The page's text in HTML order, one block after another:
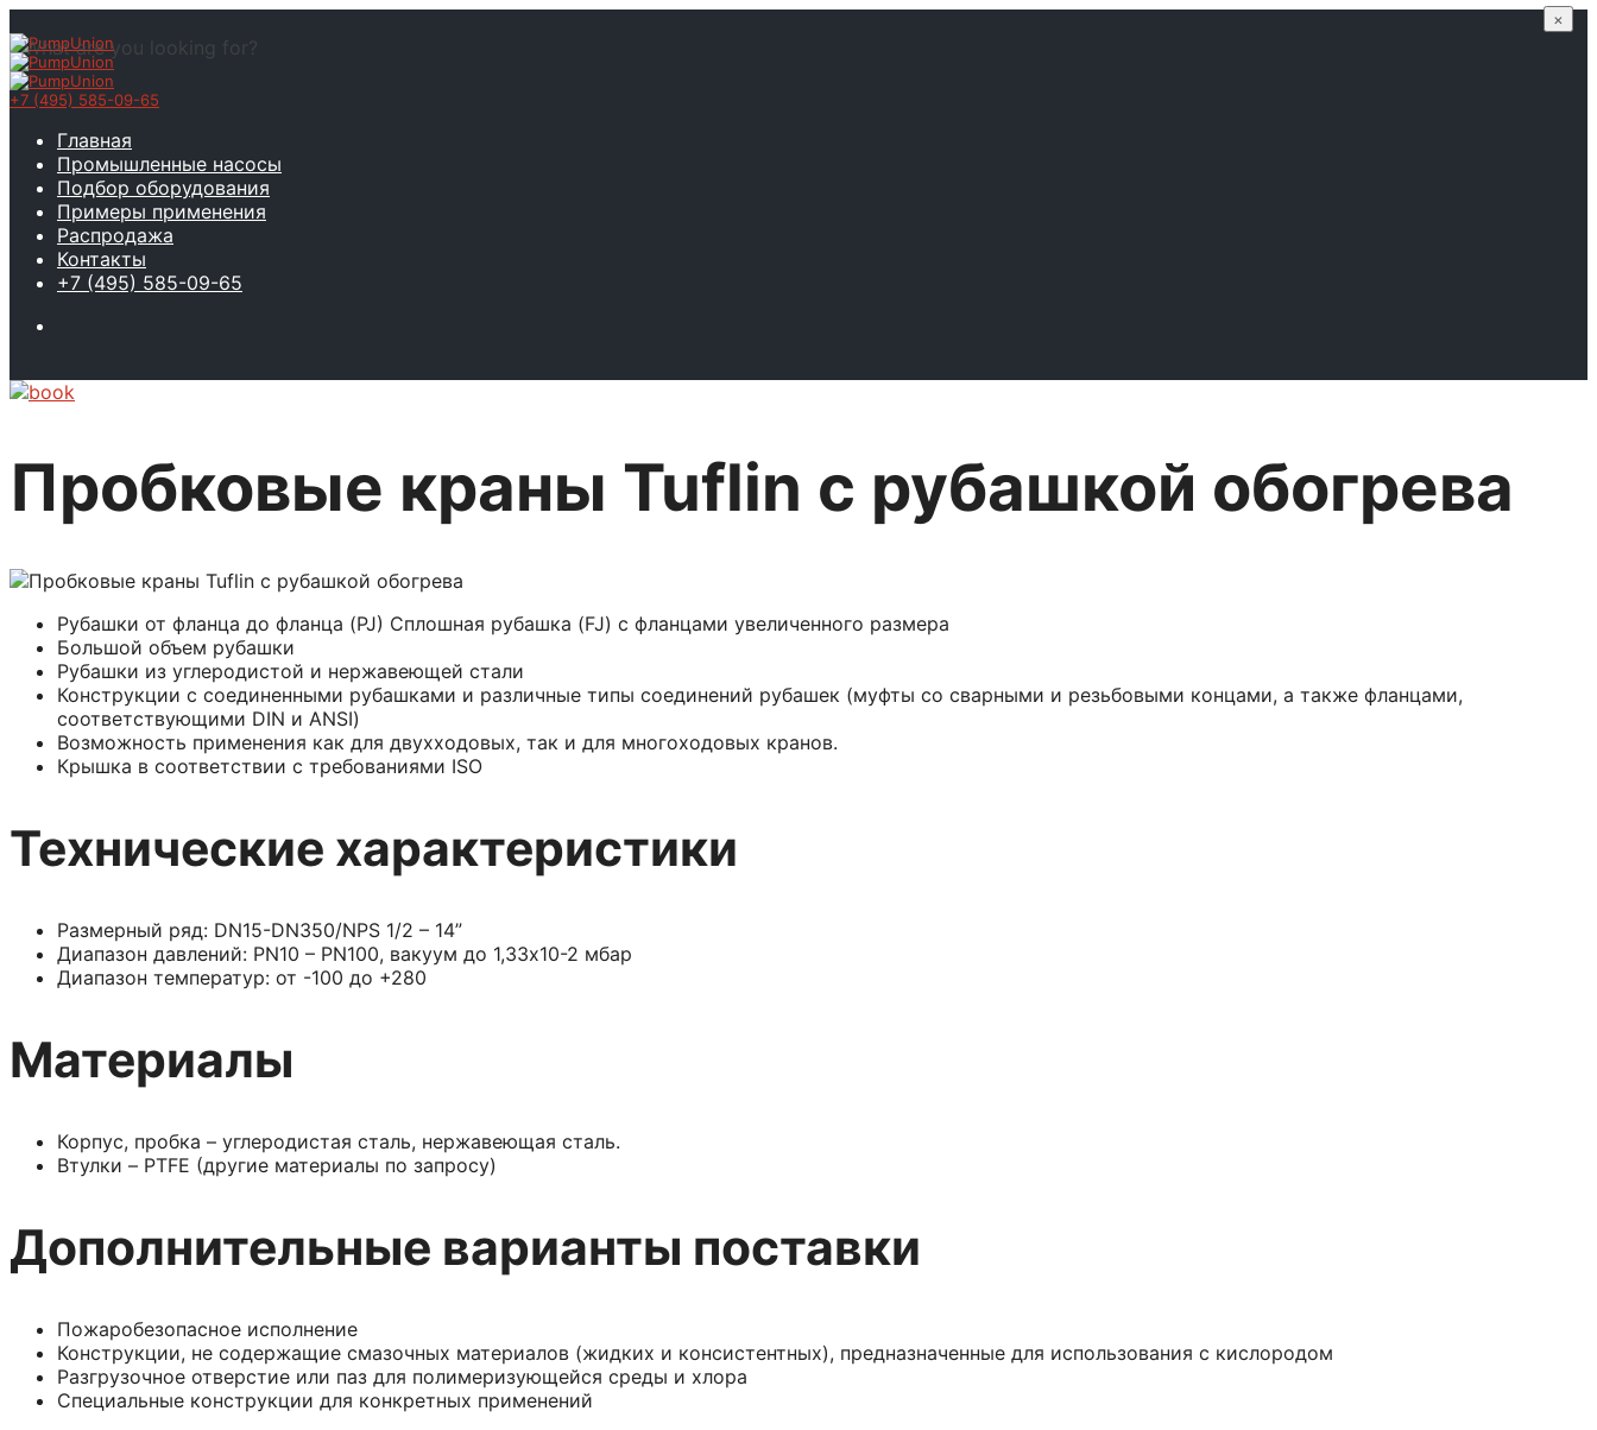
+7 (495) 585-09-65
Главная
Промышленные насосы
Подбор оборудования
Примеры применения
Распродажа
Контакты
+7 (495) 585-09-65
Пробковые краны Tuflin с рубашкой обогрева
Рубашки от фланца до фланца (PJ) Сплошная рубашка (FJ) с фланцами увеличенного размера
Большой объем рубашки
Рубашки из углеродистой и нержавеющей стали
Конструкции с соединенными рубашками и различные типы соединений рубашек (муфты со сварными и резьбовыми концами, а также фланцами,
соответствующими DIN и ANSI)
Возможность применения как для двухходовых, так и для многоходовых кранов.
Крышка в соответствии с требованиями ISO
Технические характеристики
Размерный ряд: DN15-DN350/NPS 1/2 – 14”
Диапазон давлений: PN10 – PN100, вакуум до 1,33х10-2 мбар
Диапазон температур: от -100 до +280
Материалы
Корпус, пробка – углеродистая сталь, нержавеющая сталь.
Втулки – PTFE (другие материалы по запросу)
Дополнительные варианты поставки
Пожаробезопасное исполнение
Конструкции, не содержащие смазочных материалов (жидких и консистентных), предназначенные для использования с кислородом
Разгрузочное отверстие или паз для полимеризующейся среды и хлора
Специальные конструкции для конкретных применений
×
What are you looking for?